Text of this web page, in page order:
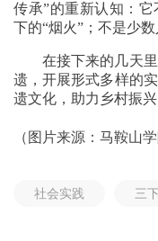
传承”的重新认知：
下的“烟火”；不是少数
在接下来的几天
遗，开展形式多样的
遗文化，助力乡村振兴
（图片来源：马鞍山学
社会实践 三